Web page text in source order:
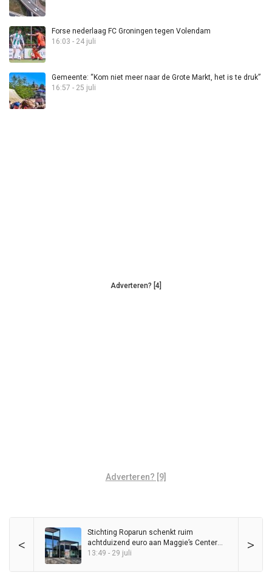
Forse nederlaag FC Groningen tegen Volendam
16:03 - 24 juli
Gemeente: “Kom niet meer naar de Grote Markt, het is te druk”
16:57 - 25 juli
Adverteren? [4]
Adverteren? [9]
< >
Stichting Roparun schenkt ruim
achtduizend euro aan Maggie’s Center
Groningen
13:49 - 29 juli